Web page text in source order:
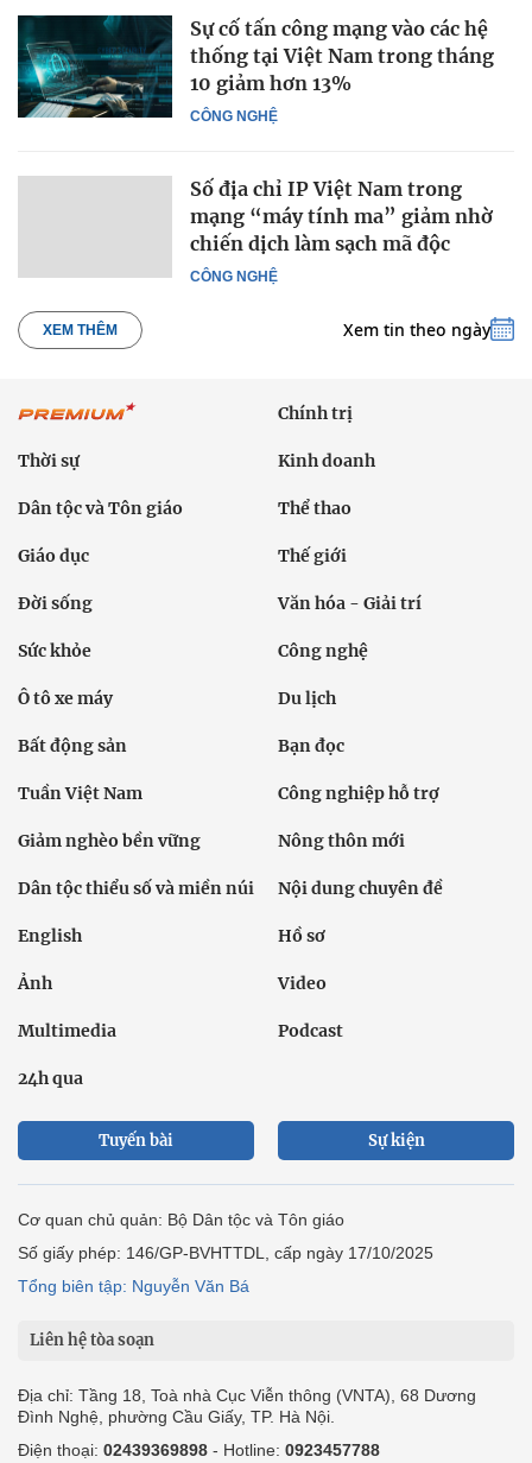
CÔNG NGHỆ
Sự cố tấn công mạng vào các hệ
thống tại Việt Nam trong tháng
10 giảm hơn 13%
CÔNG NGHỆ
Số địa chỉ IP Việt Nam trong
mạng “máy tính ma” giảm nhờ
chiến dịch làm sạch mã độc
XEM THÊM Xem tin theo ngày
Chính trị
Thời sự Kinh doanh
Dân tộc và Tôn giáo Thể thao
Giáo dục Thế giới
Đời sống Văn hóa - Giải trí
Sức khỏe Công nghệ
Ô tô xe máy Du lịch
Bất động sản Bạn đọc
Tuần Việt Nam Công nghiệp hỗ trợ
Giảm nghèo bền vững Nông thôn mới
Dân tộc thiểu số và miền núi Nội dung chuyên đề
English Hồ sơ
Ảnh Video
Multimedia Podcast
24h qua
Tuyến bài Sự kiện
Cơ quan chủ quản: Bộ Dân tộc và Tôn giáo
Số giấy phép: 146/GP-BVHTTDL, cấp ngày 17/10/2025
Tổng biên tập: Nguyễn Văn Bá
Liên hệ tòa soạn
Địa chỉ: Tầng 18, Toà nhà Cục Viễn thông (VNTA), 68 Dương
Đình Nghệ, phường Cầu Giấy, TP. Hà Nội.
Điện thoại: 02439369898 - Hotline: 0923457788